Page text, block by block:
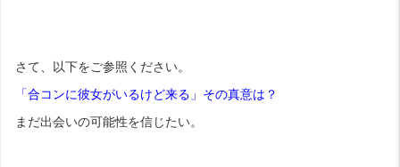
さて、以下をご参照ください。
「合コンに彼女がいるけど来る」その真意は？
まだ出会いの可能性を信じたい。